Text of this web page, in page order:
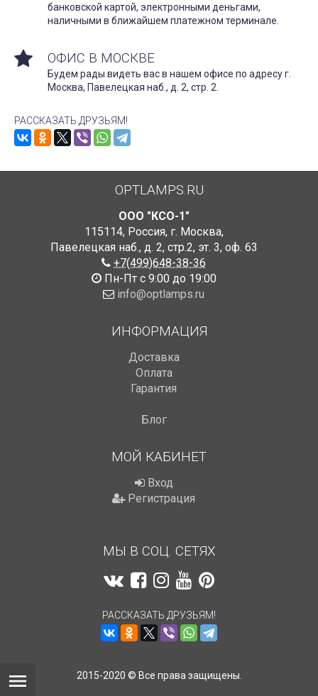
банковской картой, электронными деньгами,
наличными в ближайшем платежном терминале.
ОФИС В МОСКВЕ
Будем рады видеть вас в нашем офисе по адресу г.
Москва, Павелецкая наб., д. 2, стр. 2.
РАССКАЗАТЬ ДРУЗЬЯМ!
OPTLAMPS.RU
ООО "КСО-1"
115114, Россия, г. Москва,
Павелецкая наб., д. 2, стр.2, эт. 3, оф. 63
+7(499)648-38-36
Пн-Пт с 9:00 до 19:00
info@optlamps.ru
ИНФОРМАЦИЯ
Доставка
Оплата
Гарантия
Блог
МОЙ КАБИНЕТ
Вход
Регистрация
МЫ В СОЦ. СЕТЯХ
РАССКАЗАТЬ ДРУЗЬЯМ!
2015-2020 © Все права защищены.